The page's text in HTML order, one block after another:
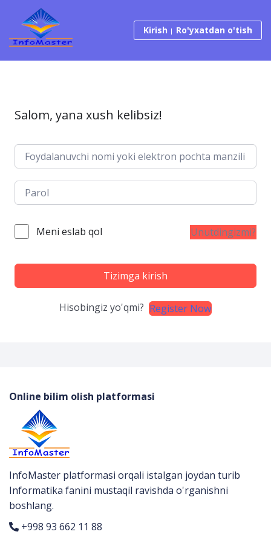
Tarkibga o‘tish
Kirish Ro'yxatdan o'tish
Salom, yana xush kelibsiz!
Meni eslab qol Unutdingizmi?
Tizimga kirish
Hisobingiz yo'qmi? Register Now
Online bilim olish platformasi
InfoMaster platformasi orqali istalgan joydan turib
Informatika fanini mustaqil ravishda o'rganishni
boshlang.
+998 93 662 11 88